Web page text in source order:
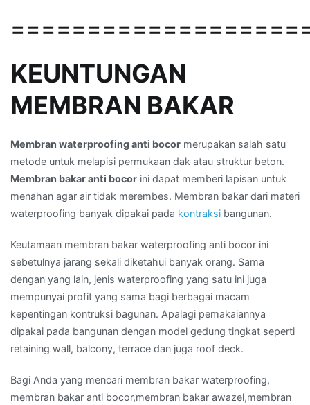
KEUNTUNGAN
MEMBRAN BAKAR
Membran waterproofing anti bocor merupakan salah satu
metode untuk melapisi permukaan dak atau struktur beton.
Membran bakar anti bocor ini dapat memberi lapisan untuk
menahan agar air tidak merembes. Membran bakar dari materi
waterproofing banyak dipakai pada kontraksi bangunan.
Keutamaan membran bakar waterproofing anti bocor ini
sebetulnya jarang sekali diketahui banyak orang. Sama
dengan yang lain, jenis waterproofing yang satu ini juga
mempunyai profit yang sama bagi berbagai macam
kepentingan kontruksi bagunan. Apalagi pemakaiannya
dipakai pada bangunan dengan model gedung tingkat seperti
retaining wall, balcony, terrace dan juga roof deck.
Bagi Anda yang mencari membran bakar waterproofing,
membran bakar anti bocor,membran bakar awazel,membran